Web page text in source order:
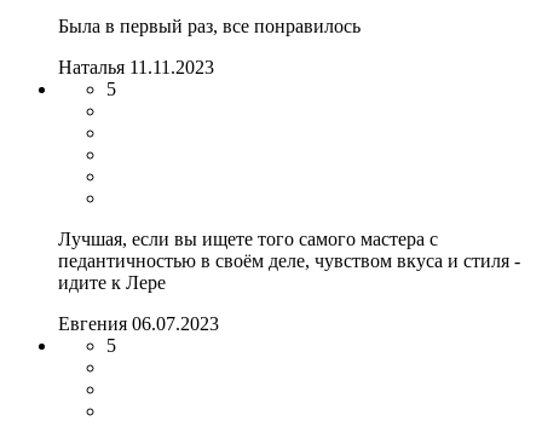
Была в первый раз, все понравилось
Наталья 11.11.2023
5
Лучшая, если вы ищете того самого мастера с
педантичностью в своём деле, чувством вкуса и стиля -
идите к Лере
Евгения 06.07.2023
5